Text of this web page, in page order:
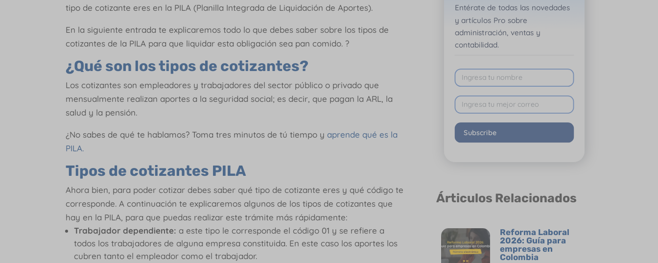
tipo de cotizante eres en la PILA (Planilla Integrada de Liquidación de Aportes).
En la siguiente entrada te explicaremos todo lo que debes saber sobre los tipos de
cotizantes de la PILA para que liquidar esta obligación sea pan comido. ?
¿Qué son los tipos de cotizantes?
Los cotizantes son empleadores y trabajadores del sector público o privado que
mensualmente realizan aportes a la seguridad social; es decir, que pagan la ARL, la
salud y la pensión.
¿No sabes de qué te hablamos? Toma tres minutos de tú tiempo y aprende qué es la
PILA.
Tipos de cotizantes PILA
Ahora bien, para poder cotizar debes saber qué tipo de cotizante eres y qué código te
corresponde. A continuación te explicaremos algunos de los tipos de cotizantes que
hay en la PILA, para que puedas realizar este trámite más rápidamente:
Trabajador dependiente: a este tipo le corresponde el código 01 y se refiere a
todos los trabajadores de alguna empresa constituida. En este caso los aportes los
cubren tanto el empleador como el trabajador.
Entérate de todas las novedades
y artículos Pro sobre
administración, ventas y
contabilidad.
Subscribe
Árticulos Relacionados
Reforma Laboral
2026: Guía para
empresas en
Colombia